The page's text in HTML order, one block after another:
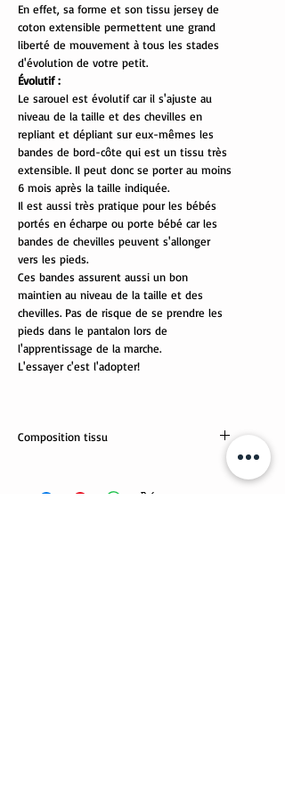
En effet, sa forme et son tissu jersey de
coton extensible permettent une grand
liberté de mouvement à tous les stades
d'évolution de votre petit.
Évolutif :
Le sarouel est évolutif car il s'ajuste au
niveau de la taille et des chevilles en
repliant et dépliant sur eux-mêmes les
bandes de bord-côte qui est un tissu très
extensible. Il peut donc se porter au moins
6 mois après la taille indiquée.
Il est aussi très pratique pour les bébés
portés en écharpe ou porte bébé car les
bandes de chevilles peuvent s'allonger
vers les pieds.
Ces bandes assurent aussi un bon
maintien au niveau de la taille et des
chevilles. Pas de risque de se prendre les
pieds dans le pantalon lors de
l'apprentissage de la marche.
L'essayer c'est l'adopter!
Composition tissu